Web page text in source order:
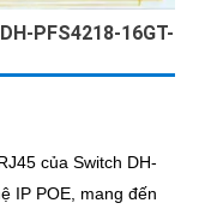
PFS4218-16GT-
của Switch DH-
IP POE, mang đến